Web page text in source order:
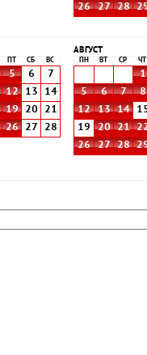
26
27 28
СБ ВС
5 6
7
12 13
14
19 20
21
26 27
28
АВГУСТ
ПН ВТ СР ЧТ
1
5
6 7 8
12
13 14
19
20 21
26
27 28